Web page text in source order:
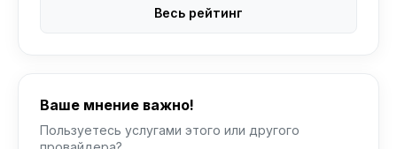
Весь рейтинг
Ваше мнение важно!
Пользуетесь услугами этого или другого